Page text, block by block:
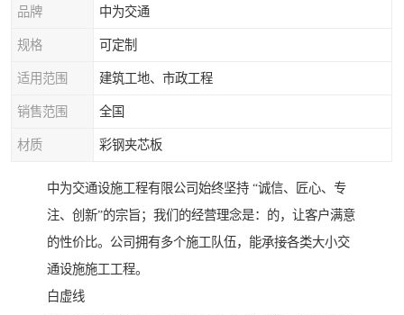
品牌 中为交通
规格 可定制
适用范围 建筑工地、市政工程
销售范围 全国
材质 彩钢夹芯板
中为交通设施工程有限公司始终坚持 “诚信、匠心、专
注、创新”的宗旨；我们的经营理念是：的，让客户满意
的性价比。公司拥有多个施工队伍，能承接各类大小交
通设施施工工程。
白虚线